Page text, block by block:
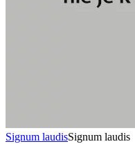
Signum laudisSignum laudis